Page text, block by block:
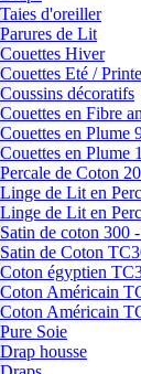
Taies d'oreiller
Parures de Lit
Couettes Hiver
Couettes Eté /
Coussins décoratifs
Couettes en Fibre
Couettes en Plume
Couettes en Plume
Percale de Coton
Linge de Lit en
Linge de Lit en
Satin de coton 300
Satin de Coton
Coton égyptien
Coton Américain
Coton Américain
Pure Soie
Drap housse